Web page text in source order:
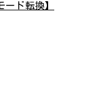
ード転換】